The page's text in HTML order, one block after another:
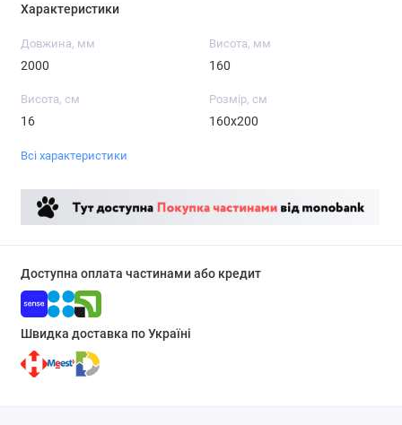
Характеристики
Довжина, мм
2000
Висота, мм
160
Висота, см
16
Розмір, см
160x200
Всі характеристики
Доступна оплата частинами або кредит
Швидка доставка по Україні